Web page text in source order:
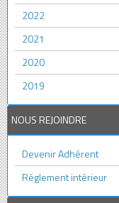
2022
2021
2020
2019
NOUS REJOINDRE
Devenir Adhérent
Réglement intérieur